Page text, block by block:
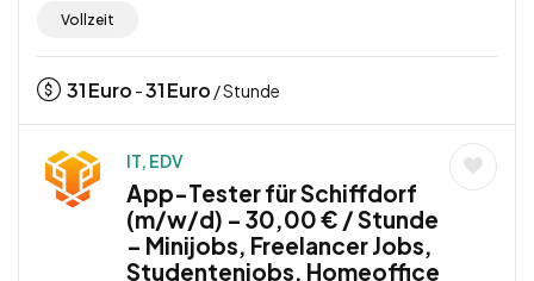
Vollzeit
31Euro -31Euro / Stunde
IT, EDV
App-Tester für Schiffdorf
(m/w/d) – 30,00 € / Stunde
– Minijobs, Freelancer Jobs,
Studentenjobs, Homeoffice